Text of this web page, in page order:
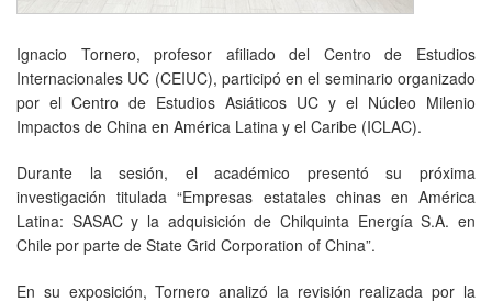
Ignacio Tornero, profesor afiliado del Centro de Estudios
Internacionales UC (CEIUC), participó en el seminario organizado
por el Centro de Estudios Asiáticos UC y el Núcleo Milenio
Impactos de China en América Latina y el Caribe (ICLAC).
Durante la sesión, el académico presentó su próxima
investigación titulada “Empresas estatales chinas en América
Latina: SASAC y la adquisición de Chilquinta Energía S.A. en
Chile por parte de State Grid Corporation of China”.
En su exposición, Tornero analizó la revisión realizada por la